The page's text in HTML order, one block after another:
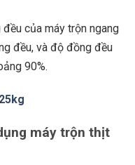
của máy trộn ngang
đều, và độ đồng đều
90%.
máy trộn thịt